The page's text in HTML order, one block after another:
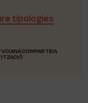
tipologies
CUINA COMPARTIDA